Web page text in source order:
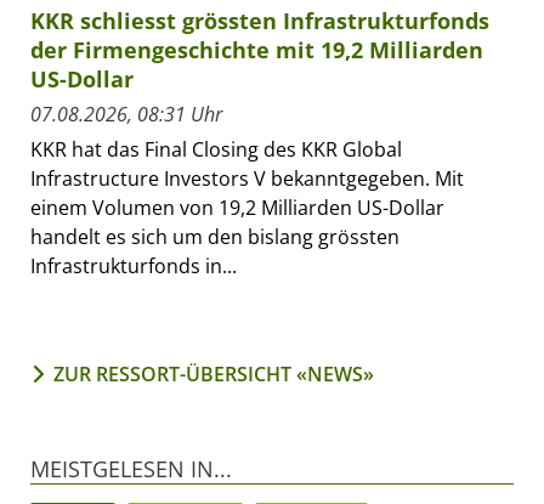
KKR schliesst grössten Infrastrukturfonds
der Firmengeschichte mit 19,2 Milliarden
US-Dollar
07.08.2026, 08:31 Uhr
KKR hat das Final Closing des KKR Global
Infrastructure Investors V bekanntgegeben. Mit
einem Volumen von 19,2 Milliarden US-Dollar
handelt es sich um den bislang grössten
Infrastrukturfonds in...
ZUR RESSORT-ÜBERSICHT «NEWS»
MEISTGELESEN IN...